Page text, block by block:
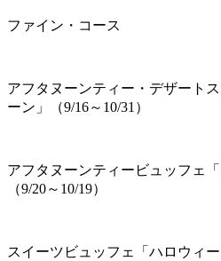
ファイン・コース
アフタヌーンティー・デザート
ーン」（9/16～10/31）
アフタヌーンティービュッフェ
（9/20～10/19）
スイーツビュッフェ「ハロウィ